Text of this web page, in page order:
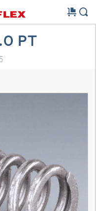
PT